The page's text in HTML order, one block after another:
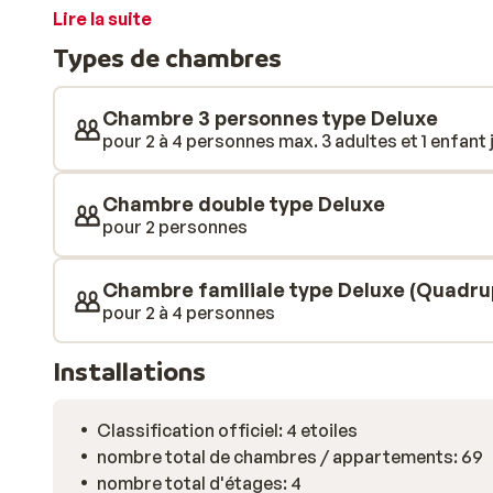
détendues. Tout est à portée de main, de la mer
décoration. Les chambres, confortables, disposent
petite taille, l’établissement offre une ambiance
savourer des buffets variés au restaurant, avec des
convivial propose des boissons rafraîchissantes
également à disposition pour se détendre et se
est facile de partir en excursion dans les environs.
de Litochoro ou aventurez-vous dans la nature vers
Lire la suite
Types de chambres
Chambre 3 personnes type Deluxe
pour 2 à 4 personnes max. 3 adultes et 1 enfant
Chambre double type Deluxe
pour 2 personnes
Chambre familiale type Deluxe
pour 2 à 4 personnes
Installations
Classification officiel: 4 etoiles
nombre total de chambres / appartements: 69
nombre total d'étages: 4